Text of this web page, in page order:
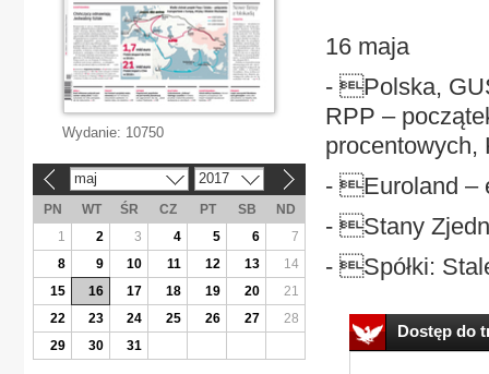
16 maja
- Polska,
RPP –
procentowych,
- Euroland –
- Stany
- Spółki:
Dostęp do
Wydanie: 10750
maj 2017
PN WT ŚR CZ PT SB
ND
1
2 3 4 5 6
7
8
9 10 11 12 13
14
15
16 17 18 19 20
21
22
23 24 25 26 27
28
29
30 31